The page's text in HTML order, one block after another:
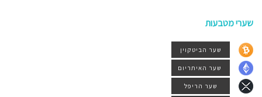
שערי מטבעות
שער הביטקוין
שער האיתריום
שער הריפל